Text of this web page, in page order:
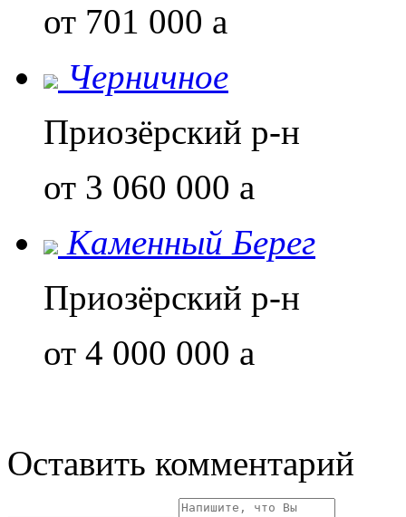
от 701 000 a
Черничное
Приозёрский р-н
от 3 060 000 a
Каменный Берег
Приозёрский р-н
от 4 000 000 a
Оставить комментарий